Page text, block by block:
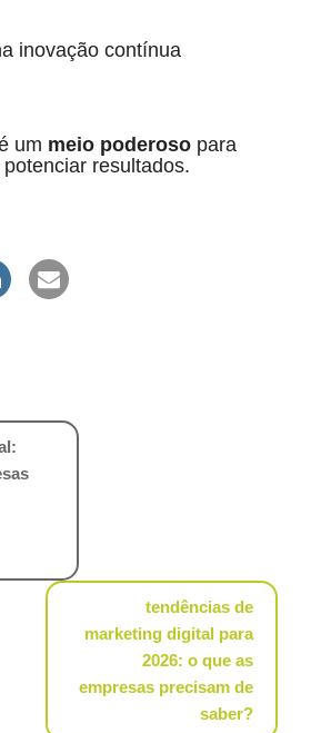
inovação contínua
um meio poderoso para
resultados.
tendências de
marketing digital para
2026: o que as
empresas precisam de
saber?